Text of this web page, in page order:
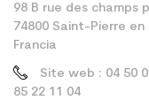
98 B rue des champs
74800 Saint-Pierre en
Francia
Site web : 04 50
85 22 11 04